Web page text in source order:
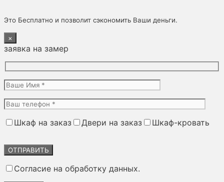
Это Бесплатно и позволит сэкономить Ваши деньги.
×
заявка на замер
Шкаф на заказ Двери на заказ
Шкаф-кровать
это
пустым.
Согласие на обработку данных.